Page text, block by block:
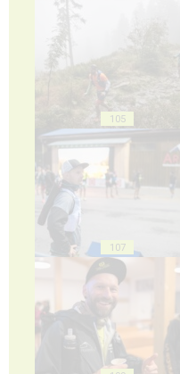
105
107